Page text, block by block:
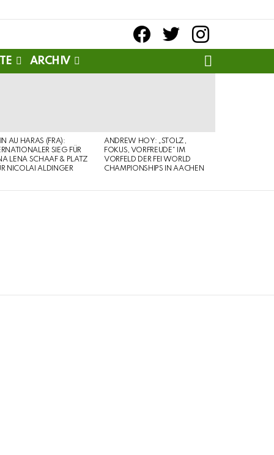
facebooktwitter instagram
ARCHIV
AU HARAS (FRA):
SIEG FÜR
LENA SCHAAF & PLATZ
NICOLAI ALDINGER
ANDREW HOY: „STOLZ,
FOKUS, VORFREUDE“ IM
VORFELD DER FEI WORLD
CHAMPIONSHIPS IN AACHEN